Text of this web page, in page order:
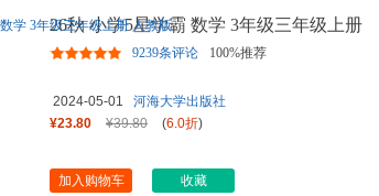
26秋 小学5星学霸 数学 3年级三年级上册
人教版
9239条评论 100%推荐
2024-05-01
河海大学出版社
¥23.80
¥39.80 (6.0折)
加入购物车 收藏